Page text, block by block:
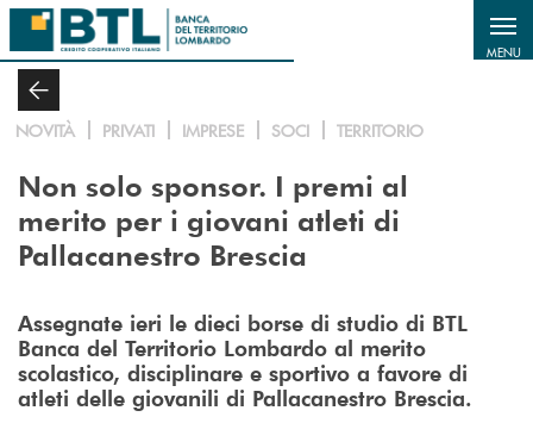
Salta al contenuto principale
MENU
NOVITÀ PRIVATI IMPRESE SOCI TERRITORIO
Non solo sponsor. I premi al
merito per i giovani atleti di
Pallacanestro Brescia
Assegnate ieri le dieci borse di studio di BTL
Banca del Territorio Lombardo al merito
scolastico, disciplinare e sportivo a favore di
atleti delle giovanili di Pallacanestro Brescia.